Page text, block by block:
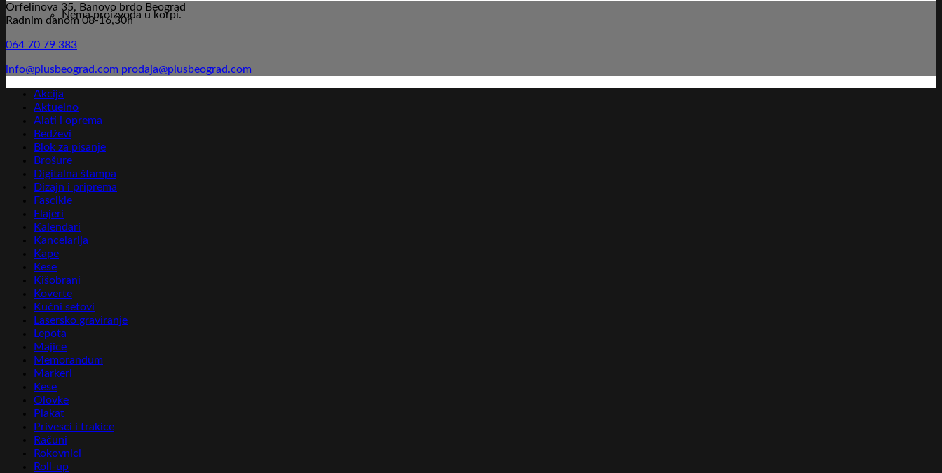
Nema proizvoda u korpi.
Orfelinova 35, Banovo brdo Beograd
Radnim danom 08-16,30h
064 70 79 383
info@plusbeograd.com prodaja@plusbeograd.com
Akcija
Aktuelno
Alati i oprema
Bedževi
Blok za pisanje
Brošure
Digitalna štampa
Dizajn i priprema
Fascikle
Flajeri
Kalendari
Kancelarija
Kape
Kese
Kišobrani
Koverte
Kućni setovi
Lasersko graviranje
Lepota
Majice
Memorandum
Markeri
Kese
Olovke
Plakat
Privesci i trakice
Računi
Rokovnici
Roll-up